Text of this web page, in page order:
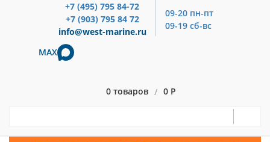
+7 (495) 795 84-72
+7 (903) 795 84 72
info@west-marine.ru
09-20 пн-пт
09-19 сб-вс
MAX
0 товаров / 0 Р